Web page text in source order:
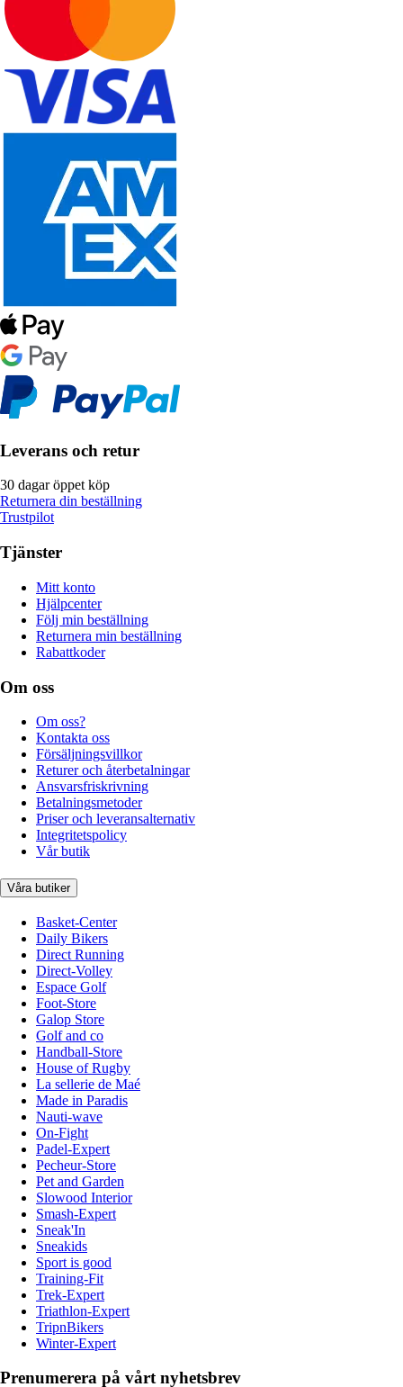
Leverans och retur
30 dagar öppet köp
Returnera din beställning
Trustpilot
Tjänster
Mitt konto
Hjälpcenter
Följ min beställning
Returnera min beställning
Rabattkoder
Om oss
Om oss?
Kontakta oss
Försäljningsvillkor
Returer och återbetalningar
Ansvarsfriskrivning
Betalningsmetoder
Priser och leveransalternativ
Integritetspolicy
Vår butik
Våra butiker
Basket-Center
Daily Bikers
Direct Running
Direct-Volley
Espace Golf
Foot-Store
Galop Store
Golf and co
Handball-Store
House of Rugby
La sellerie de Maé
Made in Paradis
Nauti-wave
On-Fight
Padel-Expert
Pecheur-Store
Pet and Garden
Slowood Interior
Smash-Expert
Sneak'In
Sneakids
Sport is good
Training-Fit
Trek-Expert
Triathlon-Expert
TripnBikers
Winter-Expert
Prenumerera på vårt nyhetsbrev